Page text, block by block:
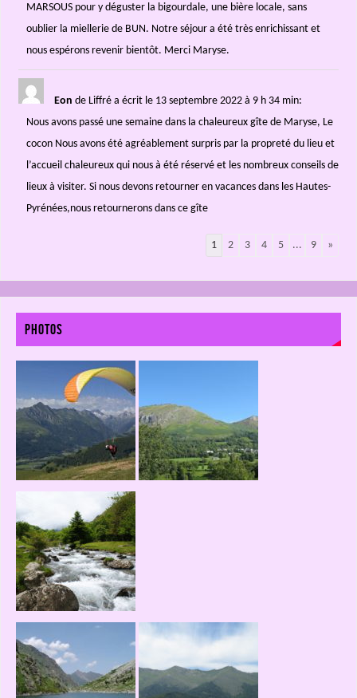
MARSOUS pour y déguster la bigourdale, une bière locale, sans
oublier la miellerie de BUN. Notre séjour a été très enrichissant et
nous espérons revenir bientôt. Merci Maryse.
Eon de Liffré a écrit le 13 septembre 2022à 9 h 34 min:
Nous avons passé une semaine dans la chaleureux gîte de Maryse, Le
cocon Nous avons été agréablement surpris par la propreté du lieu et
l’accueil chaleureux qui nous à été réservé et les nombreux conseils de
lieux à visiter. Si nous devons retourner en vacances dans les Hautes-
Pyrénées,nous retournerons dans ce gîte
1 2 3 4 5 ... 9 »
PHOTOS